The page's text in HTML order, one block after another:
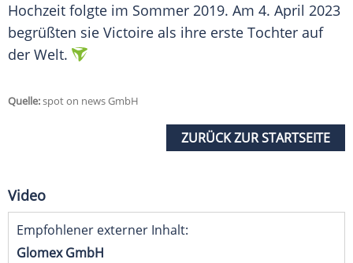
Hochzeit folgte im Sommer 2019. Am 4. April 2023
begrüßten sie Victoire als ihre erste Tochter auf
der Welt.
Quelle:spot on news GmbH
ZURÜCK ZUR STARTSEITE
Video
Empfohlener externer Inhalt:
Glomex GmbH